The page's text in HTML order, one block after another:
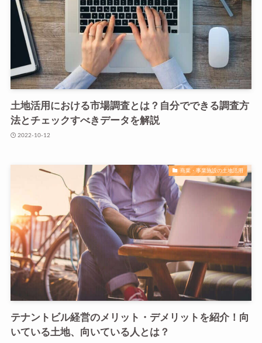
土地活用における市場調査とは？自分でできる調査方
法とチェックすべきデータを解説
2022-10-12
商業・事業施設の土地活用
テナントビル経営のメリット・デメリットを紹介！向
いている土地、向いている人とは？